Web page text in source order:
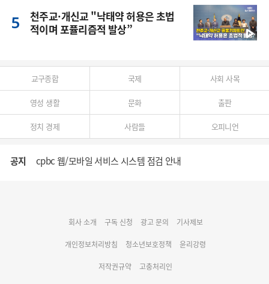
천주교·개신교 "낙태약 허용은 초법
적이며 포퓰리즘적 발상”
교구종합 국제 사회 사목
영성 생활 문화 출판
정치 경제 사람들 오피니언
공지 cpbc 웹/모바일 서비스 시스템 점검 안내
명동 미디어큐브 & 1898 미디어월 공모전 수상작 발표
회사 소개 구독 신청 광고 문의 기사제보
개인정보처리방침 청소년보호정책 윤리강령
저작권규약 고충처리인